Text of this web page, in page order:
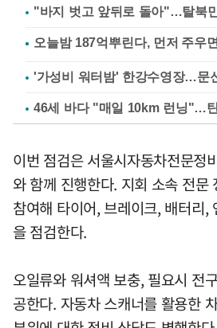
"바지 벗고 앞뒤로 돌아"…탈북
46세 바다 "매일 10km 런닝"…
이번 점검은 서울시자동차전문정
와 함께 진행한다. 지회 소속 전문
참여해 타이어, 브레이크, 배터리,
을 점검한다.
오일류와 워셔액 보충, 필요시 전
공한다. 자동차 스캐너를 활용한